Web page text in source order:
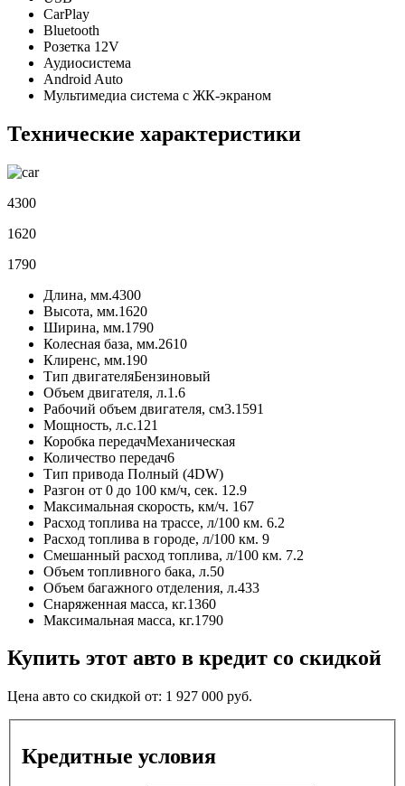
CarPlay
Bluetooth
Розетка 12V
Аудиосистема
Android Auto
Мультимедиа система с ЖК-экраном
Технические характеристики
4300
1620
1790
Длина, мм.4300
Высота, мм.1620
Ширина, мм.1790
Колесная база, мм.2610
Клиренс, мм.190
Тип двигателяБензиновый
Объем двигателя, л.1.6
Рабочий объем двигателя, см3.1591
Мощность, л.с.121
Коробка передачМеханическая
Количество передач6
Тип привода Полный (4DW)
Разгон от 0 до 100 км/ч, сек. 12.9
Максимальная скорость, км/ч. 167
Расход топлива на трассе, л/100 км. 6.2
Расход топлива в городе, л/100 км. 9
Смешанный расход топлива, л/100 км. 7.2
Объем топливного бака, л.50
Объем багажного отделения, л.433
Снаряженная масса, кг.1360
Максимальная масса, кг.1790
Купить этот авто в кредит со скидкой
Цена авто со скидкой от: 1 927 000 руб.
Кредитные условия